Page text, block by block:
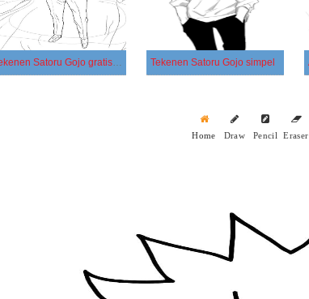
Tekenen Satoru Gojo gratis afdrukbaar Tekenen Satoru Gojo simpel
Home Draw Pencil Eraser